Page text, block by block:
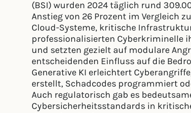
(BSI) wurden 2024 täglich rund
Anstieg von 26 Prozent im Vergleich
Cloud-Systeme, kritische
professionalisierten Cyberkriminelle
und setzten gezielt auf modulare
entscheidenden Einfluss auf die
Generative KI erleichtert
erstellt, Schadcodes programmiert
Auch regulatorisch gab es
Cybersicherheitsstandards in